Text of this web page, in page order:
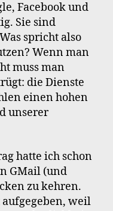
Facebook und
Sie sind
spricht also
Wenn man
muss man
die Dienste
einen hohen
unserer
hatte ich schon
GMail (und
zu kehren.
aufgegeben, weil